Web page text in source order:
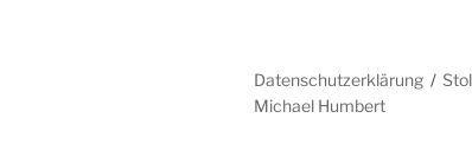
Datenschutzerklärung
Michael Humbert